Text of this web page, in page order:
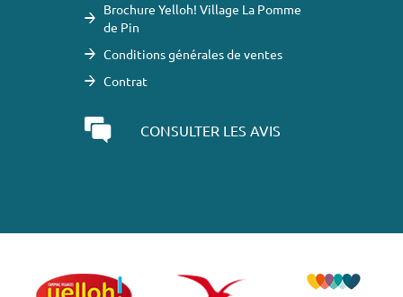
Brochure Yelloh! Village La Pomme
de Pin
Conditions générales de ventes
Contrat
CONSULTER LES AVIS